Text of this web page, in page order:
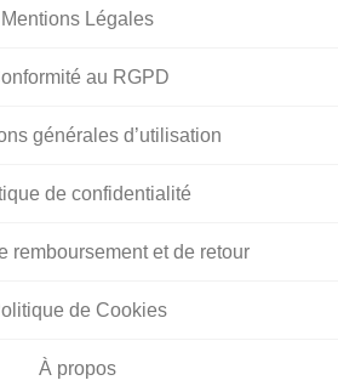
Mentions Légales
au RGPD
générales d’utilisation
de confidentialité
remboursement et de retour
de Cookies
À propos